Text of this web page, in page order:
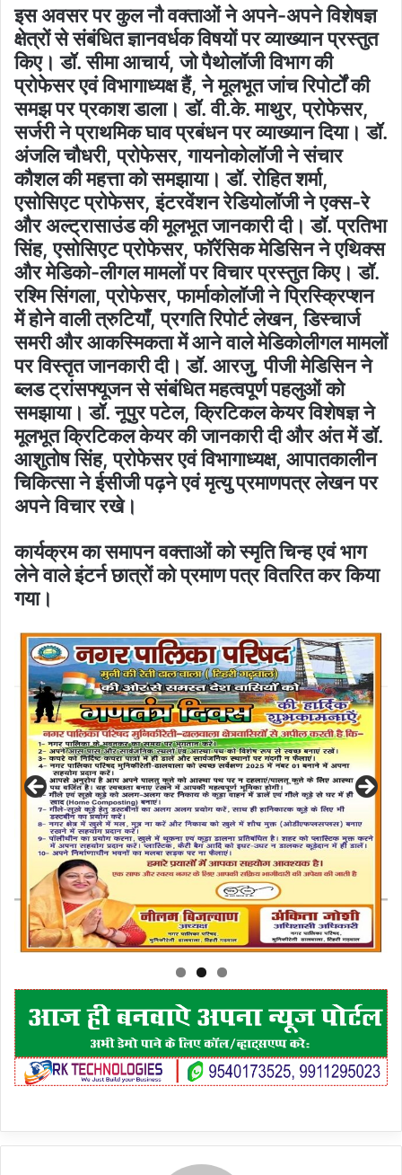
इस अवसर पर कुल नौ वक्ताओं ने अपने-अपने विशेषज्ञ
क्षेत्रों से संबंधित ज्ञानवर्धक विषयों पर व्याख्यान प्रस्तुत
किए। डॉ. सीमा आचार्य, जो पैथोलॉजी विभाग की
प्रोफेसर एवं विभागाध्यक्ष हैं, ने मूलभूत जांच रिपोर्टों की
समझ पर प्रकाश डाला। डॉ. वी.के. माथुर, प्रोफेसर,
सर्जरी ने प्राथमिक घाव प्रबंधन पर व्याख्यान दिया। डॉ.
अंजलि चौधरी, प्रोफेसर, गायनोकोलॉजी ने संचार
कौशल की महत्ता को समझाया। डॉ. रोहित शर्मा,
एसोसिएट प्रोफेसर, इंटरवेंशन रेडियोलॉजी ने एक्स-रे
और अल्ट्रासाउंड की मूलभूत जानकारी दी। डॉ. प्रतिभा
सिंह, एसोसिएट प्रोफेसर, फॉरेंसिक मेडिसिन ने एथिक्स
और मेडिको-लीगल मामलों पर विचार प्रस्तुत किए। डॉ.
रश्मि सिंगला, प्रोफेसर, फार्माकोलॉजी ने प्रिस्क्रिप्शन
में होने वाली त्रुटियाँ, प्रगति रिपोर्ट लेखन, डिस्चार्ज
समरी और आकस्मिकता में आने वाले मेडिकोलीगल मामलों
पर विस्तृत जानकारी दी। डॉ. आरजु, पीजी मेडिसिन ने
ब्लड ट्रांसफ्यूजन से संबंधित महत्वपूर्ण पहलुओं को
समझाया। डॉ. नूपुर पटेल, क्रिटिकल केयर विशेषज्ञ ने
मूलभूत क्रिटिकल केयर की जानकारी दी और अंत में डॉ.
आशुतोष सिंह, प्रोफेसर एवं विभागाध्यक्ष, आपातकालीन
चिकित्सा ने ईसीजी पढ़ने एवं मृत्यु प्रमाणपत्र लेखन पर
अपने विचार रखे।
कार्यक्रम का समापन वक्ताओं को स्मृति चिन्ह एवं भाग
लेने वाले इंटर्न छात्रों को प्रमाण पत्र वितरित कर किया
गया।